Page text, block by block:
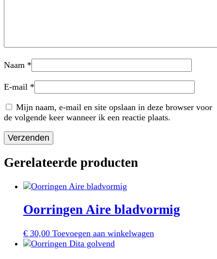
Naam *
E-mail *
Mijn naam, e-mail en site opslaan in deze browser voor
de volgende keer wanneer ik een reactie plaats.
Gerelateerde producten
Oorringen Aire bladvormig
€ 30,00 Toevoegen aan winkelwagen